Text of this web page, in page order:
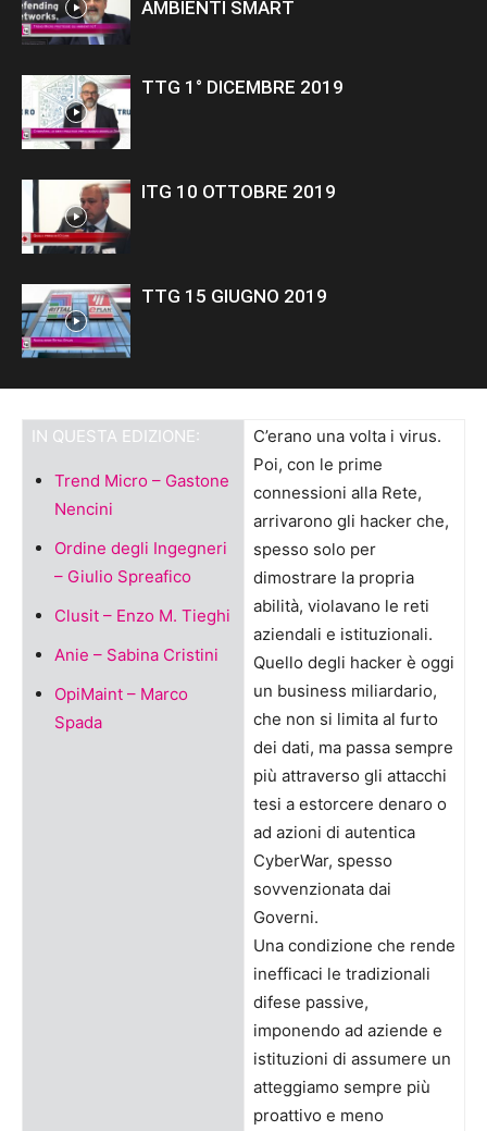
AMBIENTI SMART
TTG 1° DICEMBRE 2019
ITG 10 OTTOBRE 2019
TTG 15 GIUGNO 2019
IN QUESTA EDIZIONE:
Trend Micro – Gastone
Nencini
Ordine degli Ingegneri
– Giulio Spreafico
Clusit – Enzo M. Tieghi
Anie – Sabina Cristini
OpiMaint – Marco
Spada
C’erano una volta i virus.
Poi, con le prime
connessioni alla Rete,
arrivarono gli hacker che,
spesso solo per
dimostrare la propria
abilità, violavano le reti
aziendali e istituzionali.
Quello degli hacker è oggi
un business miliardario,
che non si limita al furto
dei dati, ma passa sempre
più attraverso gli attacchi
tesi a estorcere denaro o
ad azioni di autentica
CyberWar, spesso
sovvenzionata dai
Governi.
Una condizione che rende
inefficaci le tradizionali
difese passive,
imponendo ad aziende e
istituzioni di assumere un
atteggiamo sempre più
proattivo e meno